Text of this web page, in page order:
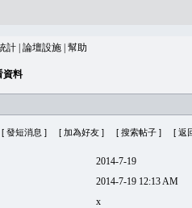
計 論壇設施 幫助
資料
[ 發短消息 ] [ 加為好友 ] [ 搜索帖子 ] [ 返
2014-7-19
2014-7-19 12:13 AM
x